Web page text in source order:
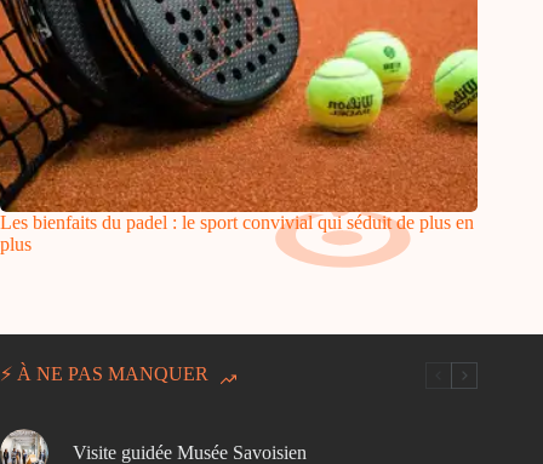
Les bienfaits du padel : le sport convivial qui séduit de plus en
plus
⚡ À NE PAS MANQUER
Visite guidée Musée Savoisien